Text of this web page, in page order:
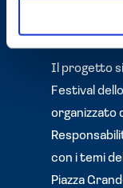
Il progetto
Festival
organizzato
con i temi
Piazza